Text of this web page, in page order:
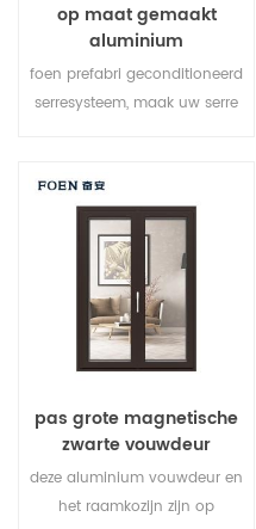
op maat gemaakt
aluminium
zonnekamersysteem
foen prefabri geconditioneerd
serresysteem, maak uw serre
horizontaal.
pas grote magnetische
zwarte vouwdeur
duurzaam gebruik aan
deze aluminium vouwdeur en
het raamkozijn zijn op